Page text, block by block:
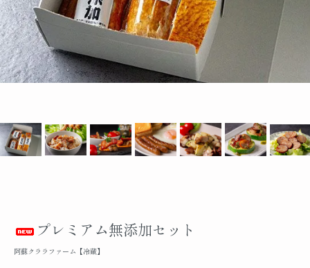
プレミアム無添加セット
阿蘇クララファーム【冷蔵】